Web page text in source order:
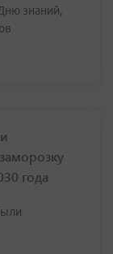
знаний,
года